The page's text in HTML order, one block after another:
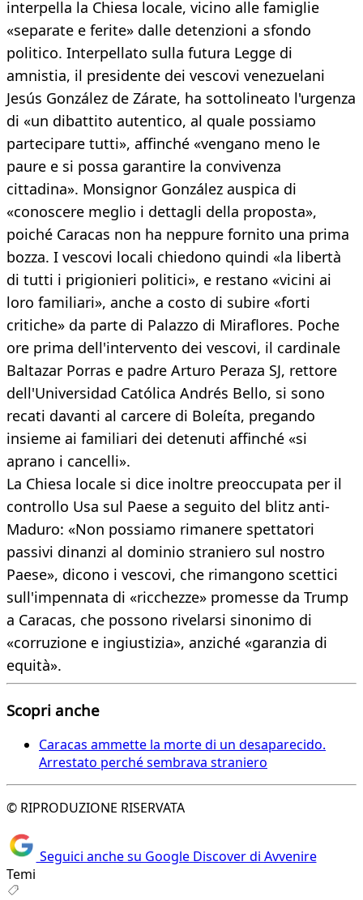
interpella la Chiesa locale, vicino alle famiglie
«separate e ferite» dalle detenzioni a sfondo
politico. Interpellato sulla futura Legge di
amnistia, il presidente dei vescovi venezuelani
Jesús González de Zárate, ha sottolineato l'urgenza
di «un dibattito autentico, al quale possiamo
partecipare tutti», affinché «vengano meno le
paure e si possa garantire la convivenza
cittadina». Monsignor González auspica di
«conoscere meglio i dettagli della proposta»,
poiché Caracas non ha neppure fornito una prima
bozza. I vescovi locali chiedono quindi «la libertà
di tutti i prigionieri politici», e restano «vicini ai
loro familiari», anche a costo di subire «forti
critiche» da parte di Palazzo di Miraflores. Poche
ore prima dell'intervento dei vescovi, il cardinale
Baltazar Porras e padre Arturo Peraza SJ, rettore
dell'Universidad Católica Andrés Bello, si sono
recati davanti al carcere di Boleíta, pregando
insieme ai familiari dei detenuti affinché «si
aprano i cancelli».
La Chiesa locale si dice inoltre preoccupata per il
controllo Usa sul Paese a seguito del blitz anti-
Maduro: «Non possiamo rimanere spettatori
passivi dinanzi al dominio straniero sul nostro
Paese», dicono i vescovi, che rimangono scettici
sull'impennata di «ricchezze» promesse da Trump
a Caracas, che possono rivelarsi sinonimo di
«corruzione e ingiustizia», anziché «garanzia di
equità».
Scopri anche
Caracas ammette la morte di un desaparecido.
Arrestato perché sembrava straniero
© RIPRODUZIONE RISERVATA
Seguici anche su Google Discover di Avvenire
Temi